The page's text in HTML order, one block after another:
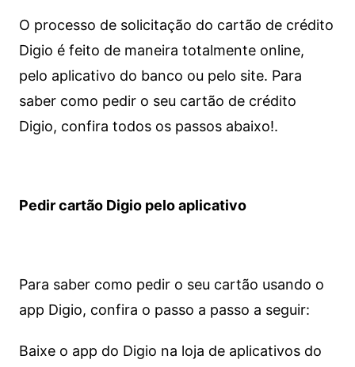
O processo de solicitação do cartão de crédito
Digio é feito de maneira totalmente online,
pelo aplicativo do banco ou pelo site. Para
saber como pedir o seu cartão de crédito
Digio, confira todos os passos abaixo!.
Pedir cartão Digio pelo aplicativo
Para saber como pedir o seu cartão usando o
app Digio, confira o passo a passo a seguir:
Baixe o app do Digio na loja de aplicativos do